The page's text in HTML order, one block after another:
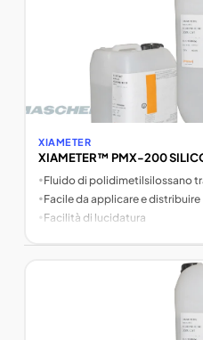
XIAMETER
XIAMETER™ PMX-200
•Fluido di polidimetilsilossano
•Facile da applicare e distribuire
• Facilità di lucidatura